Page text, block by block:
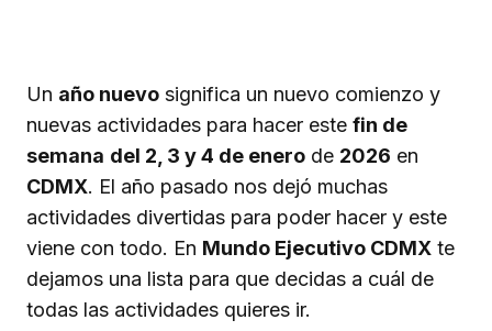
Un año nuevo significa un nuevo comienzo y
nuevas actividades para hacer este fin de
semana del 2, 3 y 4 de enero de 2026 en
CDMX. El año pasado nos dejó muchas
actividades divertidas para poder hacer y este
viene con todo. En Mundo Ejecutivo CDMX te
dejamos una lista para que decidas a cuál de
todas las actividades quieres ir.